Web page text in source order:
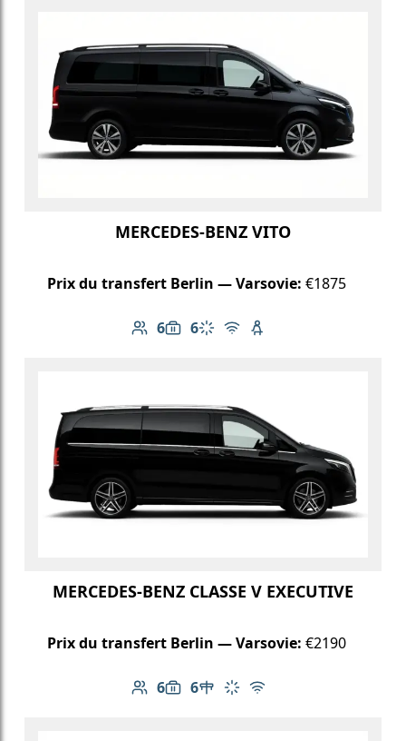
MERCEDES-BENZ VITO
Prix du transfert Berlin — Varsovie: €1875
6
Nombre de passagers: 6
6
Capacité des bagages: 6
Climatisation
Wi-Fi gratuit
Siège enfant
MERCEDES-BENZ CLASSE V EXECUTIVE
Prix du transfert Berlin — Varsovie: €2190
6
Nombre de passagers: 6
6
Capacité des bagages: 6
Table dans le véhicule
Climatisation
Wi-Fi gratuit